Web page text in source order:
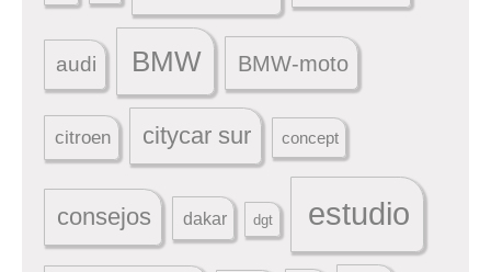
audi BMW BMW-moto
citroen citycar sur concept
consejos dakar dgt estudio